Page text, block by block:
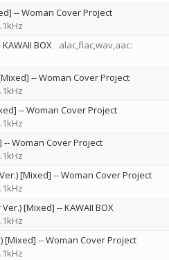
--Woman Cover Project
KAWAII BOX
alac,flac,wav,aac:
--Woman Cover Project
--Woman Cover Project
--Woman Cover Project
[Mixed] --Woman Cover Project
[Mixed] --KAWAII BOX
[Mixed] --Woman Cover Project